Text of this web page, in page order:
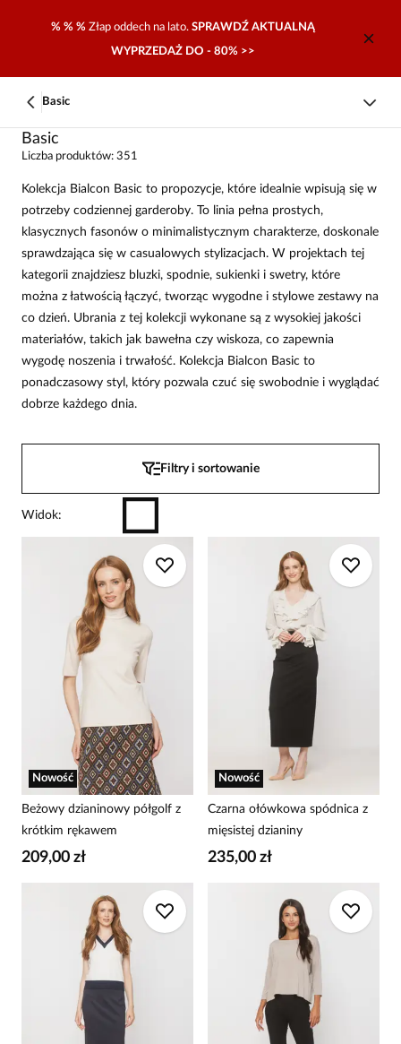
% % % Złap oddech na lato. SPRAWDŹ AKTUALNĄ
WYPRZEDAŻ DO - 80% >>
Basic
Basic
Liczba produktów: 351
Kolekcja Bialcon Basic to propozycje, które idealnie wpisują się w
potrzeby codziennej garderoby. To linia pełna prostych,
klasycznych fasonów o minimalistycznym charakterze, doskonale
sprawdzająca się w casualowych stylizacjach. W projektach tej
kategorii znajdziesz bluzki, spodnie, sukienki i swetry, które
można z łatwością łączyć, tworząc wygodne i stylowe zestawy na
co dzień. Ubrania z tej kolekcji wykonane są z wysokiej jakości
materiałów, takich jak bawełna czy wiskoza, co zapewnia
wygodę noszenia i trwałość. Kolekcja Bialcon Basic to
ponadczasowy styl, który pozwala czuć się swobodnie i wyglądać
dobrze każdego dnia.
Filtry i sortowanie
Widok:
Nowość
Beżowy dzianinowy półgolf z
krótkim rękawem
209,00 zł
Nowość
Czarna ołówkowa spódnica z
mięsistej dzianiny
235,00 zł